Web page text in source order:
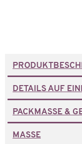
DETAILS AUF
PACKMASSE &
MASSE